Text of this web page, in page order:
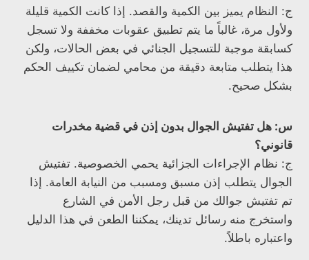
ج: النظام يميز بين الكمية والقصد. إذا كانت الكمية قليلة
ولأول مرة، غالباً ما يتم تطبيق عقوبات مخففة ولا تسجل
كسابقة موجبة للتسجيل الجنائي في بعض الحالات، ولكن
هذا يتطلب متابعة دقيقة من محامي لضمان تكييف الحكم
بشكل صحيح.
س: هل تفتيش الجوال بدون إذن في قضية مخدرات
قانوني؟
ج: نظام الإجراءات الجزائية يحمي الخصوصية. تفتيش
الجوال يتطلب إذن مسبق ومسبب من النيابة العامة. إذا
تم تفتيش جوالك من قبل رجل الأمن في الشارع
واستخرج منه رسائل تدينك، يمكننا الطعن في هذا الدليل
واعتباره باطلاً.